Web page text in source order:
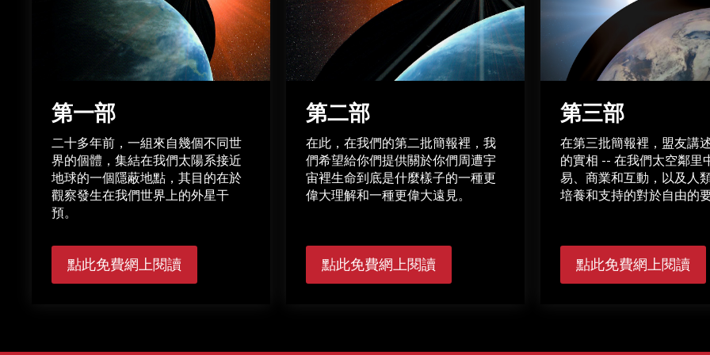
第一部
二十多年前，一組來自幾個不同世
界的個體，集結在我們太陽系接近
地球的一個隱蔽地點，其目的在於
觀察發生在我們世界上的外星干
預。
點此免費網上閱讀
第二部
在此，在我們的第二批簡報裡，我
們希望給你們提供關於你們周遭宇
宙裡生命到底是什麼樣子的一種更
偉大理解和一種更偉大遠見。
點此免費網上閱讀
第三部
在第三批簡報裡，盟友講
的實相 -- 在我們太空鄰里
易、商業和互動，以及人
培養和支持的對於自由的
點此免費網上閱讀